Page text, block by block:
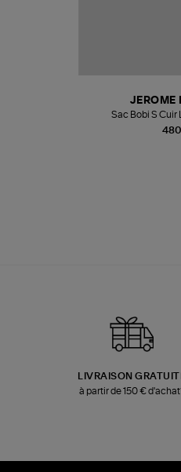
JEROME
Sac Bobi S Cuir
LIVRAISON
à partir de 150 €